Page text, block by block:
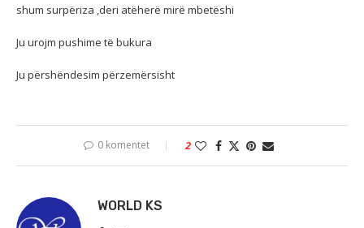
shum surpëriza ,deri atëherë mirë mbetëshi
Ju urojm pushime të bukura
Ju përshëndesim përzemërsisht
0 komentet 2
WORLD KS